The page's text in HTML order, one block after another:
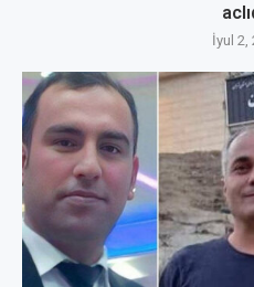
İyul 2,